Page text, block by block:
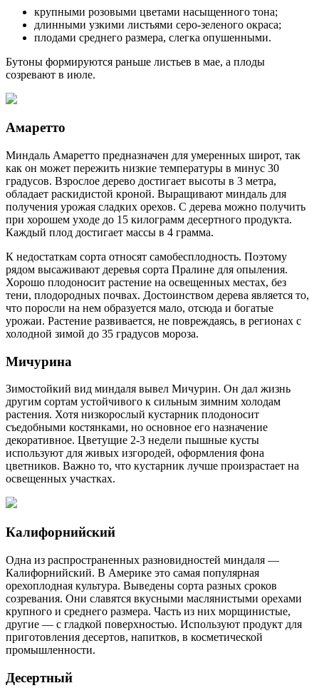
крупными розовыми цветами насыщенного тона;
длинными узкими листьями серо-зеленого окраса;
плодами среднего размера, слегка опушенными.
Бутоны формируются раньше листьев в мае, а плоды
созревают в июле.
Амаретто
Миндаль Амаретто предназначен для умеренных широт, так
как он может пережить низкие температуры в минус 30
градусов. Взрослое дерево достигает высоты в 3 метра,
обладает раскидистой кроной. Выращивают миндаль для
получения урожая сладких орехов. С дерева можно получить
при хорошем уходе до 15 килограмм десертного продукта.
Каждый плод достигает массы в 4 грамма.
К недостаткам сорта относят самобесплодность. Поэтому
рядом высаживают деревья сорта Пралине для опыления.
Хорошо плодоносит растение на освещенных местах, без
тени, плодородных почвах. Достоинством дерева является то,
что поросли на нем образуется мало, отсюда и богатые
урожаи. Растение развивается, не повреждаясь, в регионах с
холодной зимой до 35 градусов мороза.
Мичурина
Зимостойкий вид миндаля вывел Мичурин. Он дал жизнь
другим сортам устойчивого к сильным зимним холодам
растения. Хотя низкорослый кустарник плодоносит
съедобными костянками, но основное его назначение
декоративное. Цветущие 2-3 недели пышные кусты
используют для живых изгородей, оформления фона
цветников. Важно то, что кустарник лучше произрастает на
освещенных участках.
Калифорнийский
Одна из распространенных разновидностей миндаля —
Калифорнийский. В Америке это самая популярная
орехоплодная культура. Выведены сорта разных сроков
созревания. Они славятся вкусными маслянистыми орехами
крупного и среднего размера. Часть из них морщинистые,
другие — с гладкой поверхностью. Используют продукт для
приготовления десертов, напитков, в косметической
промышленности.
Десертный